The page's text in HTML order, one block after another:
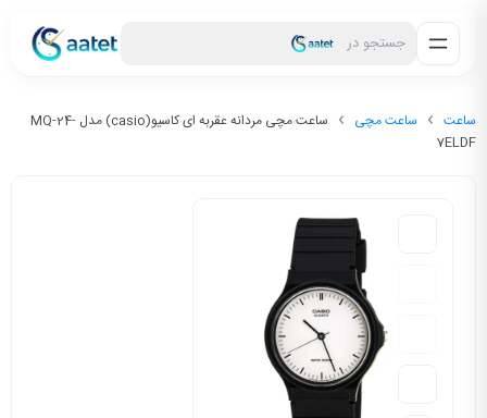
جستجو در
ساعت ساعت مچی
ساعت مچی مردانه عقربه ای کاسیو(casio) مدل MQ-24-
7ELDF